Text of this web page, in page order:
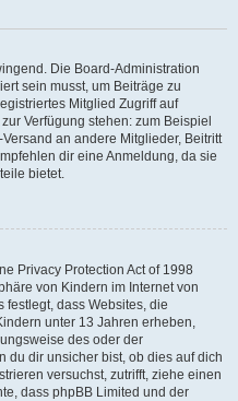
Die Board-Administration
sein musst, um Beiträge zu
Mitglied Zugriff auf
Verfügung stehen: zum Beispiel
an andere Mitglieder, Beitritt
dir eine Anmeldung, da sie
bietet.
Privacy Protection Act of 1998
von Kindern im Internet von
festlegt, dass Websites, die
unter 13 Jahren erheben,
des oder der
du dir unsicher bist, ob dies auf dich
versuchst, zutrifft, ziehe einen
dass phpBB Limited und der